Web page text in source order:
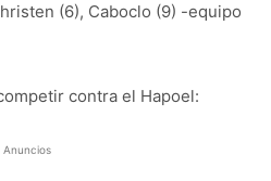
(6), Caboclo (9) -equipo
contra el Hapoel:
Anuncios